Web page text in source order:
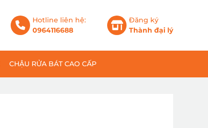
Hotline liên hệ:
0964116688
Đăng ký
Thành đại lý
CHẬU RỬA BÁT CAO CẤP